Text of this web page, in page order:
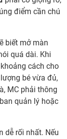
nên
Cuội
Chị
Hằng
cho
điểm cần chú
biết mở màn
quá dài. Khi
cách cho
bé vừa đủ,
MC phải thông
quản lý hoặc
dễ rối nhất. Nếu